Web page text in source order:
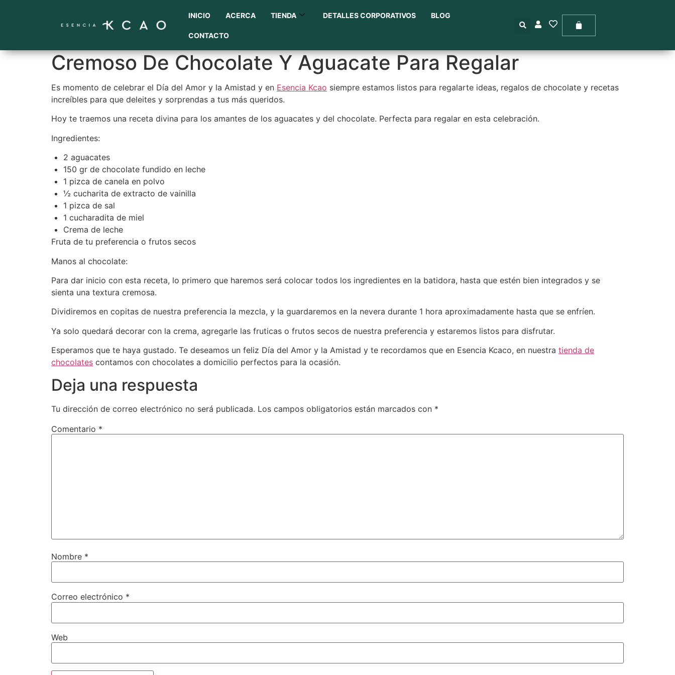
INICIO ACERCA TIENDA DETALLES CORPORATIVOS BLOG
CONTACTO
Cremoso De Chocolate Y Aguacate Para Regalar
Es momento de celebrar el Día del Amor y la Amistad y en Esencia Kcao siempre estamos listos para regalarte ideas, regalos de chocolate y recetas
increíbles para que deleites y sorprendas a tus más queridos.
Hoy te traemos una receta divina para los amantes de los aguacates y del chocolate. Perfecta para regalar en esta celebración.
Ingredientes:
2 aguacates
150 gr de chocolate fundido en leche
1 pizca de canela en polvo
½ cucharita de extracto de vainilla
1 pizca de sal
1 cucharadita de miel
Crema de leche
Fruta de tu preferencia o frutos secos
Manos al chocolate:
Para dar inicio con esta receta, lo primero que haremos será colocar todos los ingredientes en la batidora, hasta que estén bien integrados y se
sienta una textura cremosa.
Dividiremos en copitas de nuestra preferencia la mezcla, y la guardaremos en la nevera durante 1 hora aproximadamente hasta que se enfríen.
Ya solo quedará decorar con la crema, agregarle las fruticas o frutos secos de nuestra preferencia y estaremos listos para disfrutar.
Esperamos que te haya gustado. Te deseamos un feliz Día del Amor y la Amistad y te recordamos que en Esencia Kcaco, en nuestra tienda de
chocolates contamos con chocolates a domicilio perfectos para la ocasión.
Deja una respuesta
Tu dirección de correo electrónico no será publicada. Los campos obligatorios están marcados con *
Comentario *
Nombre *
Correo electrónico *
Web